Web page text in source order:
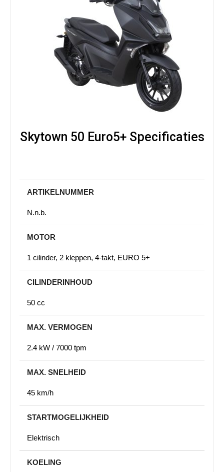
Skytown 50 Euro5+ Specificaties
ARTIKELNUMMER
N.n.b.
MOTOR
1 cilinder, 2 kleppen, 4-takt, EURO 5+
CILINDERINHOUD
50 cc
MAX. VERMOGEN
2.4 kW / 7000 tpm
MAX. SNELHEID
45 km/h
STARTMOGELIJKHEID
Elektrisch
KOELING